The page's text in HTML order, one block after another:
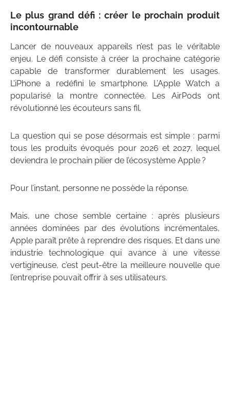
Le plus grand défi : créer le prochain produit
incontournable
Lancer de nouveaux appareils n’est pas le véritable
enjeu. Le défi consiste à créer la prochaine catégorie
capable de transformer durablement les usages.
L’iPhone a redéfini le smartphone. L’Apple Watch a
popularisé la montre connectée. Les AirPods ont
révolutionné les écouteurs sans fil.
La question qui se pose désormais est simple : parmi
tous les produits évoqués pour 2026 et 2027, lequel
deviendra le prochain pilier de l’écosystème Apple ?
Pour l’instant, personne ne possède la réponse.
Mais, une chose semble certaine : après plusieurs
années dominées par des évolutions incrémentales,
Apple paraît prête à reprendre des risques. Et dans une
industrie technologique qui avance à une vitesse
vertigineuse, c’est peut-être la meilleure nouvelle que
l’entreprise pouvait offrir à ses utilisateurs.